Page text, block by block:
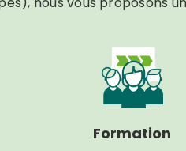
Formation